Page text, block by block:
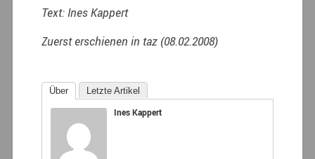
Text: Ines Kappert
Zuerst erschienen in taz (08.02.2008)
Über Letzte Artikel
Ines Kappert